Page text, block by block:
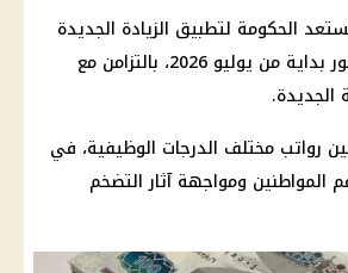
الحكومة لتطبيق الزيادة الجديدة
بداية من يوليو 2026، بالتزامن مع
الجديدة.
رواتب مختلف الدرجات الوظيفية، في
المواطنين ومواجهة آثار التضخم